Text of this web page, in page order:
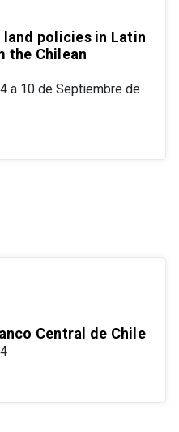
policies in Latin
the Chilean
a 10 de Septiembre de
Central de Chile